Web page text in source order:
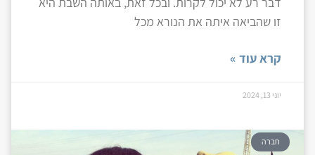
זו שהביאה איתה את הנורא מכל
קרא עוד »
יוני 13, 2024
חברה